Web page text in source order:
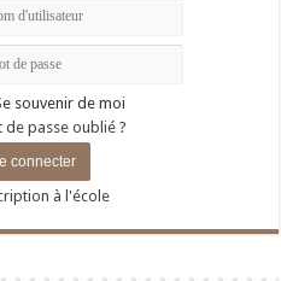
souvenir de moi
de passe oublié ?
à l'école